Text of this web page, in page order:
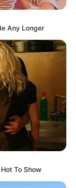
Any Longer
To Show